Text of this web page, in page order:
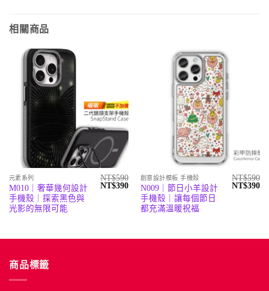
相關商品
元素系列
M010｜奢華幾何設計
手機殼｜探索黑色與
光影的無限可能
NT$590
原
NT$390目
格：
創意設計模板 手機殼
N009｜節日小羊設計
手機殼｜讓每個節日
都充滿溫暖祝福
NT$590
原
NT$390目
商品標籤